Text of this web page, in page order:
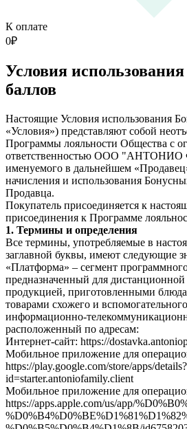
К оплате
0₽
Условия
баллов
Настоящие Условия использования
«Условия») представляют собой
Программы лояльности Общества с
ответственностью ООО
именуемого в дальнейшем
начисления и использования
Продавца.
Покупатель присоединяется к
присоединения к Программе
1. Термины и определения
Все термины, употребляемые в
заглавной буквы, имеют следующие
«Платформа» – сегмент
предназначенный для
продукцией, приготовленными
товарами схожего и
информационно-
расположенный по адресам:
Интернет-сайт: https://
Мобильное приложение для
https://play.google.com/store/apps/details?
id=starter.antoniofamily.client
Мобильное приложение для
https://apps.apple.com/us/app/